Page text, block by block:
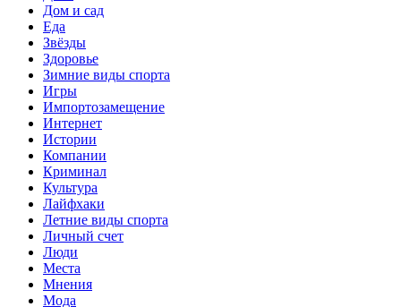
Дом и сад
Еда
Звёзды
Здоровье
Зимние виды спорта
Игры
Импортозамещение
Интернет
Истории
Компании
Криминал
Культура
Лайфхаки
Летние виды спорта
Личный счет
Люди
Места
Мнения
Мода